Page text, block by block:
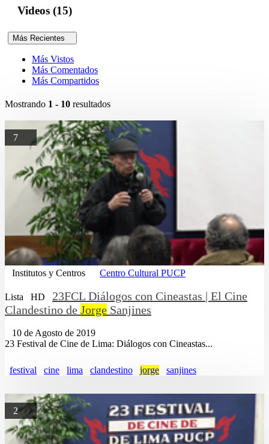
Videos (15)
Más Recientes
Más Vistos
Más Comentados
Más Compartidos
Mostrando 1 - 10 resultados
7
Institutos y Centros Centro Cultural PUCP
Lista HD
23FCL Diálogos con Cineastas | El Cine
Clandestino de Jorge Sanjines
10 de Agosto de 2019
23 Festival de Cine de Lima: Diálogos con Cineastas...
festival cine lima clandestino jorge sanjines
2